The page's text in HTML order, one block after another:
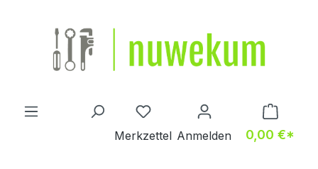
Du hast 0 Produkte auf dem
Merkzettel Anmelden 0,00 €*